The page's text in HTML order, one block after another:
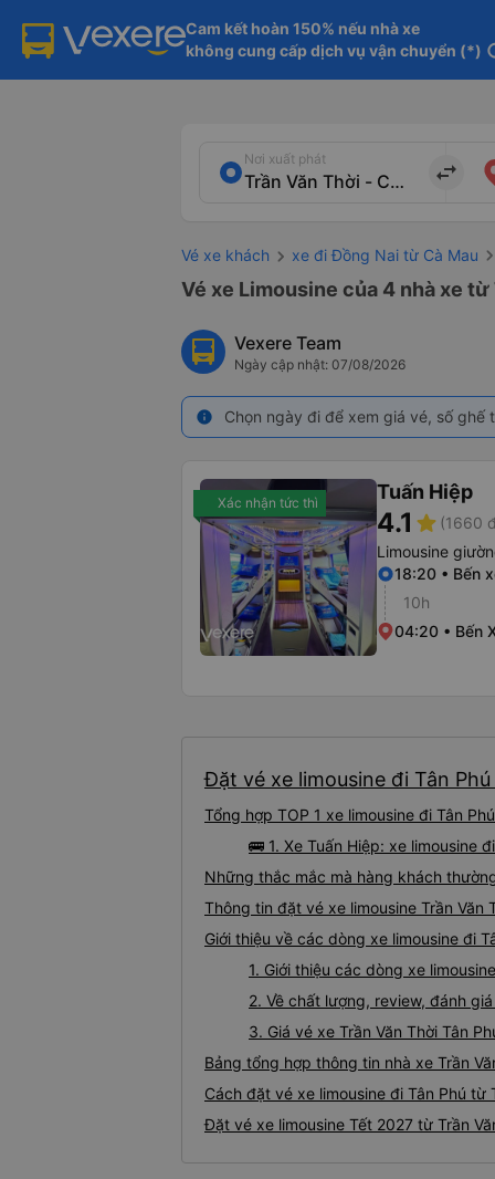
Cam kết hoàn 150% nếu nhà xe
không cung cấp dịch vụ vận chuyển (*)
Nơi xuất phát
import_export
Vé xe khách xe đi Đồng Nai từ Cà Mau
Vé xe Limousine của 4 nhà xe
Vexere Team
Ngày cập nhật: 07/08/2026
info Chọn ngày đi để xem giá vé, số
Xác nhận tức thì Tuấn Hiệp
4.1 star (1660
Limousine
18:20 • Bến
10h
04:20 • Bến
Đặt vé xe limousine đi Tân
Tổng hợp TOP 1 xe limousine đi Tân
🚌 1. Xe Tuấn Hiệp: xe limousine
Những thắc mắc mà hàng khách
Thông tin đặt vé xe limousine Trần Văn
Giới thiệu về các dòng xe limousine đi
1. Giới thiệu các dòng xe
2. Về chất lượng, review, đánh
3. Giá vé xe Trần Văn Thời Tân
Bảng tổng hợp thông tin nhà xe Trần
Cách đặt vé xe limousine đi Tân Phú từ
Đặt vé xe limousine Tết 2027 từ Trần